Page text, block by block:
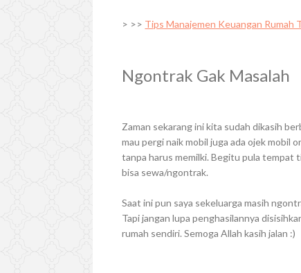
> >> Tips Manajemen Keuangan Rumah
Ngontrak Gak Masalah
Zaman sekarang ini kita sudah dikasih
mau pergi naik mobil juga ada ojek mobil
tanpa harus memilki. Begitu pula tempat
bisa sewa/ngontrak.
Saat ini pun saya sekeluarga masih
Tapi jangan lupa penghasilannya
rumah sendiri. Semoga Allah kasih jalan :)